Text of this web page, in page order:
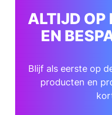
ALTIJD OP
EN
Blijf als eerste op
producten en